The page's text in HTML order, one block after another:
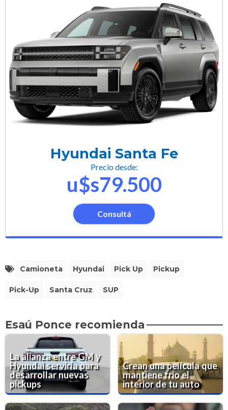
Hyundai Santa Fe
Precio desde:
u$s79.500
Consultá
Camioneta Hyundai Pick Up Pickup
Pick-Up Santa Cruz SUP
Esaú Ponce recomienda
La alianza entre GM y
Hyundai serviría para
desarrollar nuevas
pickups
Crean una película que
mantiene frio el
interior de tu auto